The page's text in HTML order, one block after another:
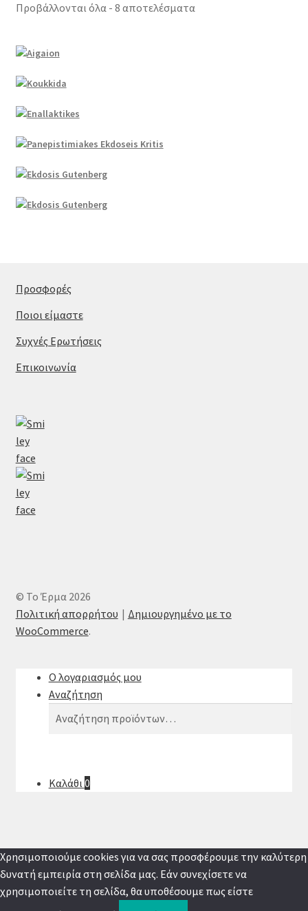
Προβάλλονται όλα - 8 αποτελέσματα
Προσφορές
Ποιοι είμαστε
Συχνές Ερωτήσεις
Επικοινωνία
© Το Έρμα 2026
Πολιτική απορρήτου
Δημιουργημένο με το
WooCommerce.
Ο λογαριασμός μου
Αναζήτηση
Αναζήτηση
Αναζήτηση
Καλάθι0
Χρησιμοποιούμε cookies για να σας προσφέρουμε την καλύτερη
δυνατή εμπειρία στη σελίδα μας. Εάν συνεχίσετε να
χρησιμοποιείτε τη σελίδα, θα υποθέσουμε πως είστε